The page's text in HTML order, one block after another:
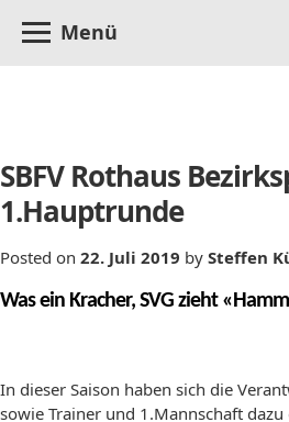
Menü
SBFV Rothaus
1.Hauptrunde
Posted on 22. Juli 2019 by Steffen
Was ein Kracher, SVG zieht
In dieser Saison haben sich die
sowie Trainer und 1.Mannschaft